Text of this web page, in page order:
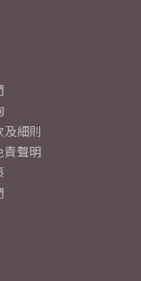
細則
責聲明